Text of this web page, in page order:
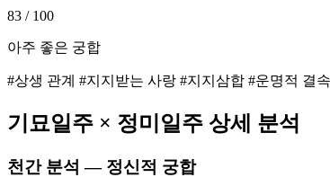
83 / 100
아주 좋은 궁합
#상생 관계 #지지받는 사랑 #지지삼합 #운명적 결속
기묘일주 × 정미 일주 상세 분석
천간 분석 — 정신적 궁합